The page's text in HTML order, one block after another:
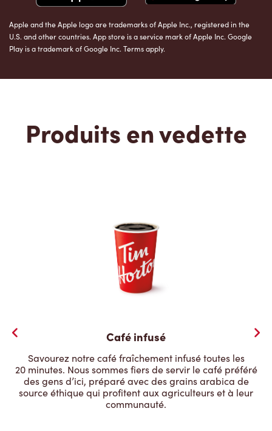
Apple and the Apple logo are trademarks of Apple Inc., registered in the
U.S. and other countries. App store is a service mark of Apple Inc. Google
Play is a trademark of Google Inc. Terms apply.
Produits en vedette
Café infusé
Savourez notre café fraîchement infusé toutes les
20 minutes. Nous sommes fiers de servir le café préféré
des gens d’ici, préparé avec des grains arabica de
source éthique qui profitent aux agriculteurs et à leur
communauté.